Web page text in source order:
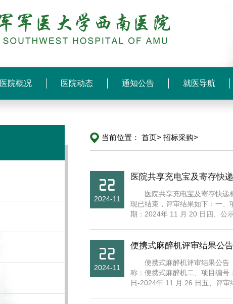
医院概况 医院动态 通知公告 就医导航
当前位置： 首页> 招标采购>
22
2024-11
医院共享充电宝及寄存快
医院共享充电宝及寄存快
现已结束，评审结果如下：一、
期：2024年 11 月 20 日四、公
22
2024-11
便携式麻醉机评审结果公
便携式麻醉机评审结果公告
称：便携式麻醉机二、项目编
日-2024年 11 月 26 日五、评审